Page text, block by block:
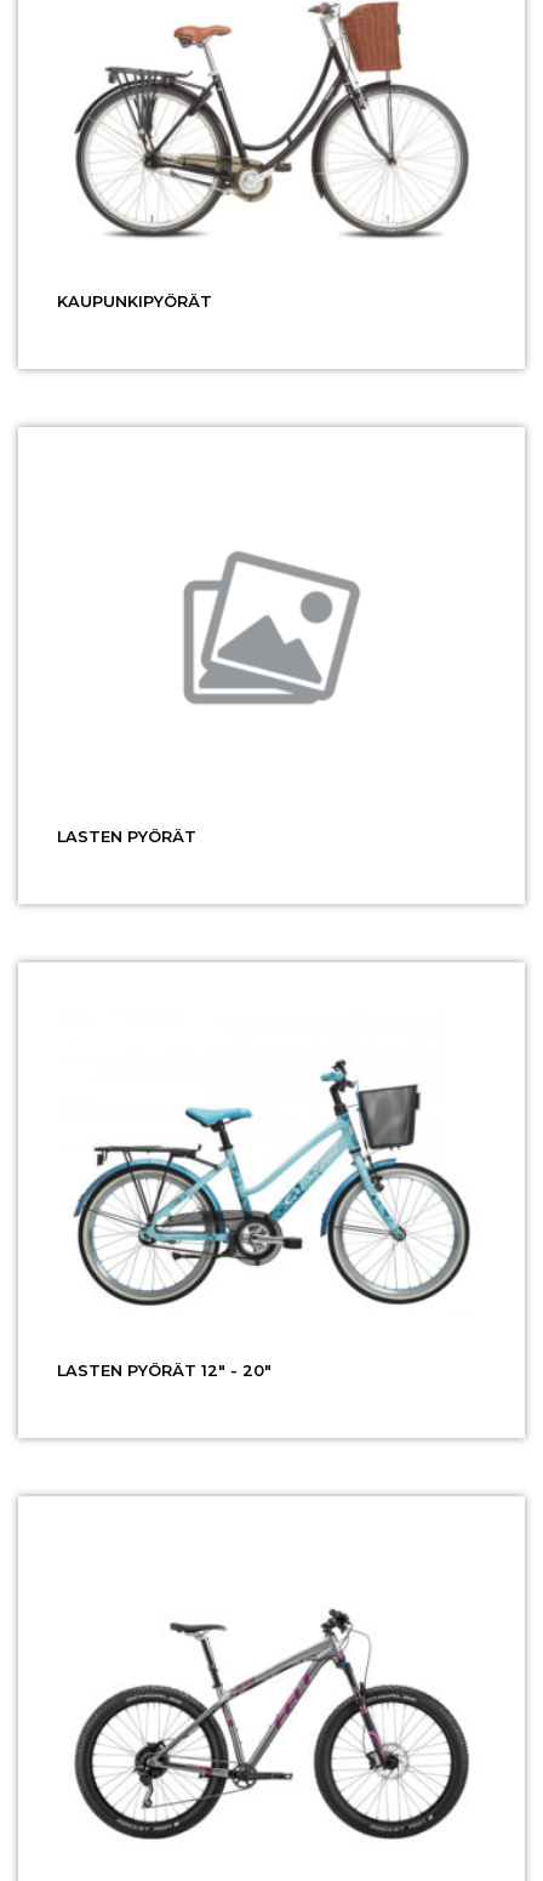
KAUPUNKIPYÖRÄT
LASTEN PYÖRÄT
LASTEN PYÖRÄT 12" - 20"